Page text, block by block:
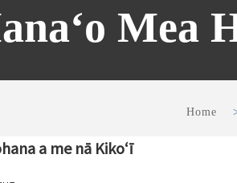
Mea
Home
a me nā Kikoʻī